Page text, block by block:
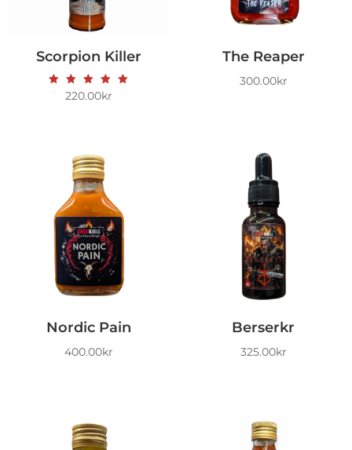
Scorpion Killer
Vurdert
5.00
220.00kr
The Reaper
300.00kr
Nordic Pain
400.00kr
Berserkr
325.00kr